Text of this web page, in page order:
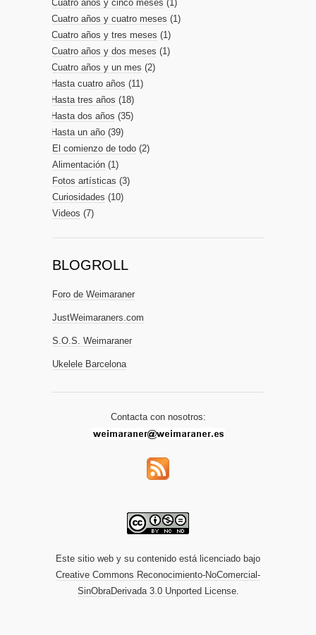
Cuatro años y cinco meses (1)
Cuatro años y cuatro meses (1)
Cuatro años y tres meses (1)
Cuatro años y dos meses (1)
Cuatro años y un mes (2)
Hasta cuatro años (11)
Hasta tres años (18)
Hasta dos años (35)
Hasta un año (39)
El comienzo de todo (2)
Alimentación (1)
Fotos artísticas (3)
Curiosidades (10)
Videos (7)
BLOGROLL
Foro de Weimaraner
JustWeimaraners.com
S.O.S. Weimaraner
Ukelele Barcelona
Contacta con nosotros:
Este sitio web y su contenido está licenciado bajo
Creative Commons Reconocimiento-NoComercial-
SinObraDerivada 3.0 Unported License.